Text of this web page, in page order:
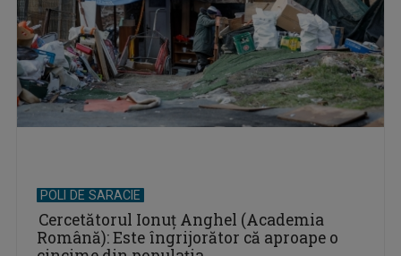
POLI DE SARACIE
Cercetătorul Ionuț Anghel (Academia
Română): Este îngrijorător că aproape o